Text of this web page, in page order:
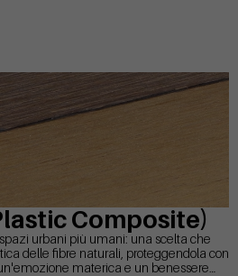
Composite)
urbani più umani: una scelta che
delle fibre naturali, proteggendola con
materica e un benessere